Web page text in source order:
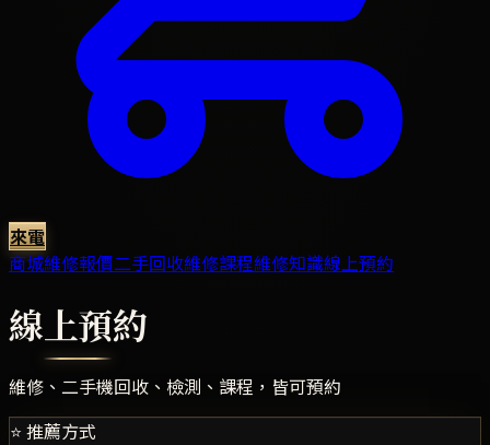
來電
商城維修報價二手回收維修課程維修知識線上預約
線上預約
維修、二手機回收、檢測、課程，皆可預約
⭐ 推薦方式